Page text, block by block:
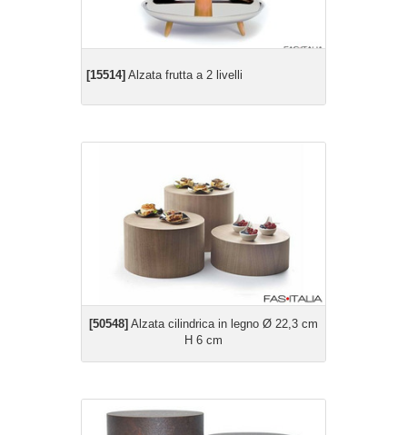
[15514] Alzata frutta a 2 livelli
[50548] Alzata cilindrica in legno Ø 22,3 cm
H 6 cm